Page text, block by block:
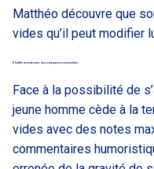
Matthéo découvre que
vides qu’il peut modifier
Il falsifie ses notes avec des conséquences immédiates
Face à la possibilité de
jeune homme cède à la
vides avec des notes
commentaires